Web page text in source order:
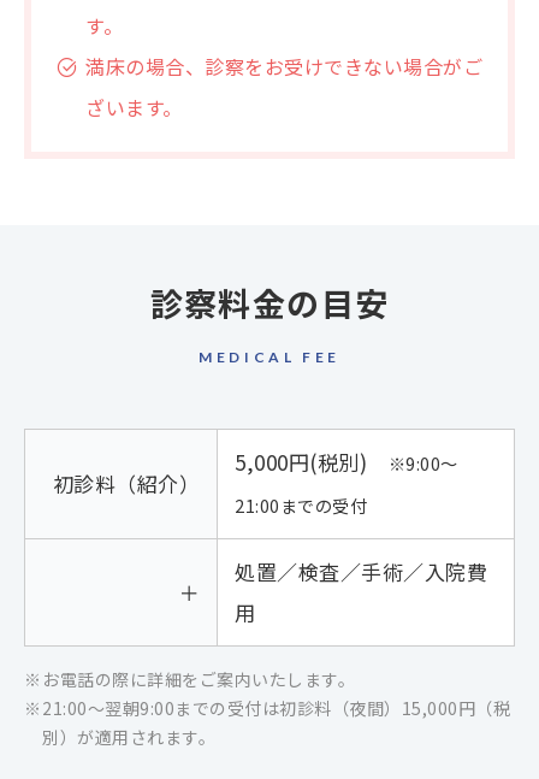
す。
満床の場合、診察をお受けできない場合がご
ざいます。
診察料金の目安
MEDICAL FEE
初診料（紹介）
5,000円(税別)
※9:00～
21:00までの受付
＋
処置／検査／手術／入院費
用
お電話の際に詳細をご案内いたします。
21:00～翌朝9:00までの受付は初診料（夜間）15,000円（税
別）が適用されます。